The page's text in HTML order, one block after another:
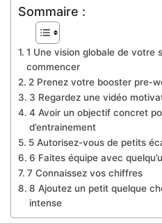
Sommaire :
1 Une vision globale de votre
commencer
2 Prenez votre booster pre-
3 Regardez une vidéo
4 Avoir un objectif concret
d’entrainement
5 Autorisez-vous de petits
6 Faites équipe avec
7 Connaissez vos chiffres
8 Ajoutez un petit quelque
intense